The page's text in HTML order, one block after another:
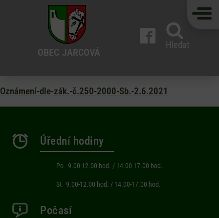
OBEC JARCOVÁ
Hledat
Oznámení-dle-zák.-č.250-2000-Sb.-2.6.2021
Úřední hodiny
Po 9.00-12.00 hod. / 14.00-17.00 hod.
St 9.00-12.00 hod. / 14.00-17.00 hod.
Počasí